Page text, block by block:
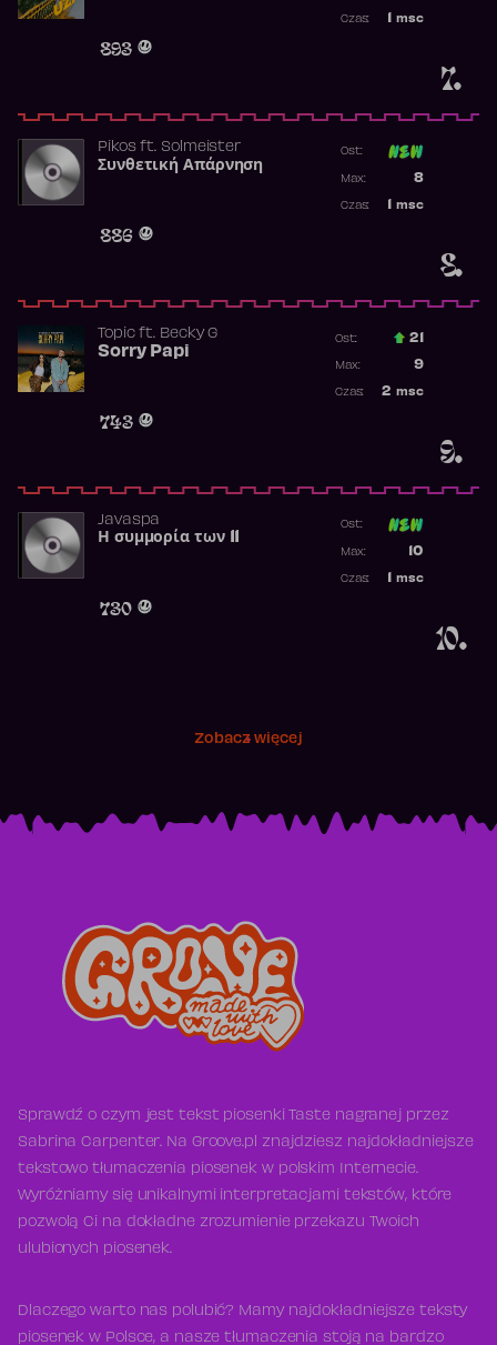
7.
893
msc
Czas:
8.
Pikosft. Solmeister
Συνθετική Απάρνηση
886
Ost:
8
Max:
msc
Czas:
9.
Topicft. Becky G
Sorry Papi
743
Ost.: 21
9
Max:
2 msc
Czas:
10.
Javaspa
Η συμμορία των 11
730
Ost:
10
Max:
msc
Czas:
Zobacz więcej
Sprawdź o czym jest tekst piosenki Taste nagranej przez
Sabrina Carpenter. Na Groove.pl znajdziesz najdokładniejsze
tekstowo tłumaczenia piosenek w polskim Internecie.
Wyróżniamy się unikalnymi interpretacjami tekstów, które
pozwolą Ci na dokładne zrozumienie przekazu Twoich
ulubionych piosenek.
Dlaczego warto nas polubić? Mamy najdokładniejsze teksty
piosenek w Polsce, a nasze tłumaczenia stoją na bardzo